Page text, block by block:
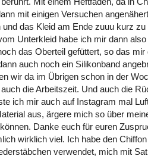
mit einigen Versuchen
das Kleid am Ende zuuu kurz zu
Unterkleid habe ich mir dann
das Oberteil gefüttert, so das
auch noch ein Silikonband
wir da im Übrigen schon in der
die Arbeitszeit. Und auch die
ich mir auch auf Instagram mal
aus, ärgere mich so über
Danke euch für euren
wirklich viel. Ich habe den
verwendet, mich mit